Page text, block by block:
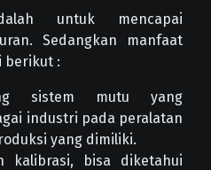
untuk mencapai
Sedangkan manfaat
berikut :
sistem mutu yang
industri pada peralatan
yang dimiliki.
kalibrasi, bisa diketahui